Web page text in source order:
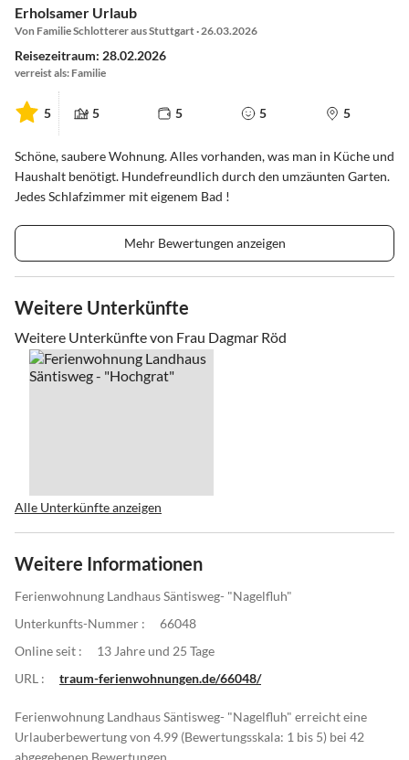
Erholsamer Urlaub
Von Familie Schlotterer aus Stuttgart · 26.03.2026
Reisezeitraum: 28.02.2026
verreist als: Familie
5 5 5 5 5
Schöne, saubere Wohnung. Alles vorhanden, was man in Küche und
Haushalt benötigt. Hundefreundlich durch den umzäunten Garten.
Jedes Schlafzimmer mit eigenem Bad !
Mehr Bewertungen anzeigen
Weitere Unterkünfte
Weitere Unterkünfte von Frau Dagmar Röd
Alle Unterkünfte anzeigen
Weitere Informationen
Ferienwohnung Landhaus Säntisweg- "Nagelfluh"
Unterkunfts-Nummer :
66048
Online seit :
13 Jahre und 25 Tage
URL :
traum-ferienwohnungen.de/66048/
Ferienwohnung Landhaus Säntisweg- "Nagelfluh" erreicht eine
Urlauberbewertung von 4.99 (Bewertungsskala: 1 bis 5) bei 42
abgegebenen Bewertungen.